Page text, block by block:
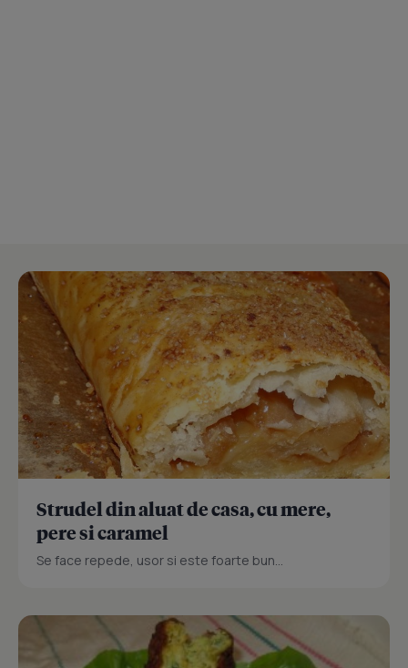
Strudel din aluat de casa, cu mere,
pere si caramel
Se face repede, usor si este foarte bun...